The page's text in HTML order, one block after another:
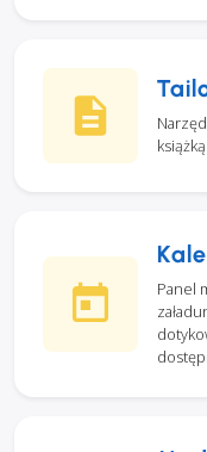
Panel